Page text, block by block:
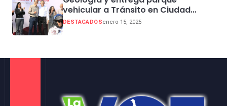
vehicular a Tránsito en Ciudad
Madero
DESTACADOSenero 15, 2025